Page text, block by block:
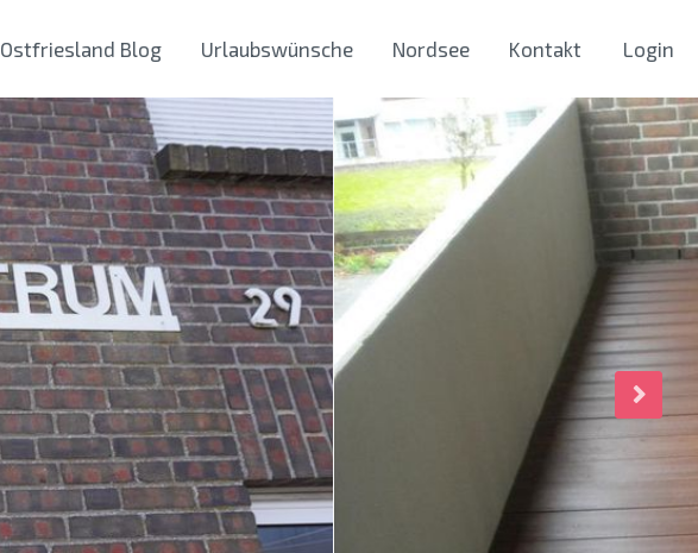
Ostfriesland Blog Urlaubswünsche Nordsee Kontakt Login